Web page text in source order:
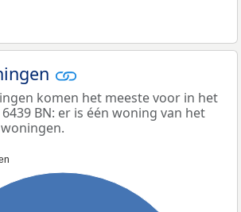
komen het meeste voor in het
BN: er is één woning van het